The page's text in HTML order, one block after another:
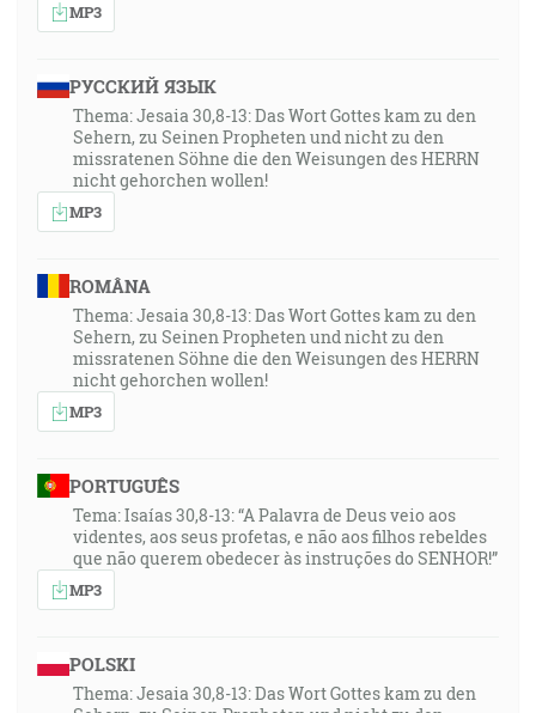
MP3
РУССКИЙ ЯЗЫК
Thema: Jesaia 30,8-13: Das Wort Gottes kam zu den
Sehern, zu Seinen Propheten und nicht zu den
missratenen Söhne die den Weisungen des HERRN
nicht gehorchen wollen!
MP3
ROMÂNA
Thema: Jesaia 30,8-13: Das Wort Gottes kam zu den
Sehern, zu Seinen Propheten und nicht zu den
missratenen Söhne die den Weisungen des HERRN
nicht gehorchen wollen!
MP3
PORTUGUÊS
Tema: Isaías 30,8-13: “A Palavra de Deus veio aos
videntes, aos seus profetas, e não aos filhos rebeldes
que não querem obedecer às instruções do SENHOR!”
MP3
POLSKI
Thema: Jesaia 30,8-13: Das Wort Gottes kam zu den